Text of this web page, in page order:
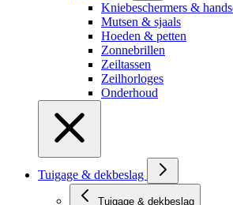
Kniebeschermers &
Mutsen & sjaals
Hoeden & petten
Zonnebrillen
Zeiltassen
Zeilhorloges
Onderhoud
Tuigage & dekbeslag
Tuigage & dekbeslag